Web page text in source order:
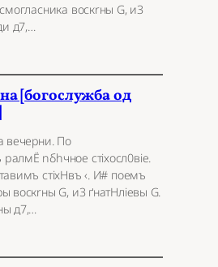
воскrны G, и3
д7,…
[богослужба од
вечeрни. По
nбhчное стіхосл0віе.
стіхHвъ ‹. И# поeмъ
воскrны G, и3 ґнатHліевы G.
д7,…